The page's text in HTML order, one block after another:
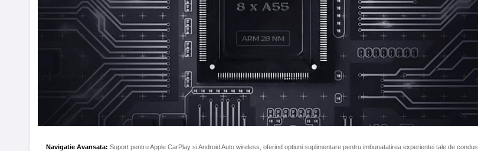
Navigatie Avansata: Suport pentru Apple CarPlay si Android Auto wireless, oferind optiuni suplimentare pentru imbunatatirea experientei tale de condus.